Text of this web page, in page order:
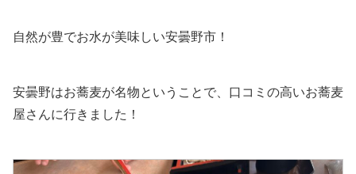
自然が豊でお水が美味しい安曇野市！
安曇野はお蕎麦が名物ということで、口コミの高いお蕎麦
屋さんに行きました！